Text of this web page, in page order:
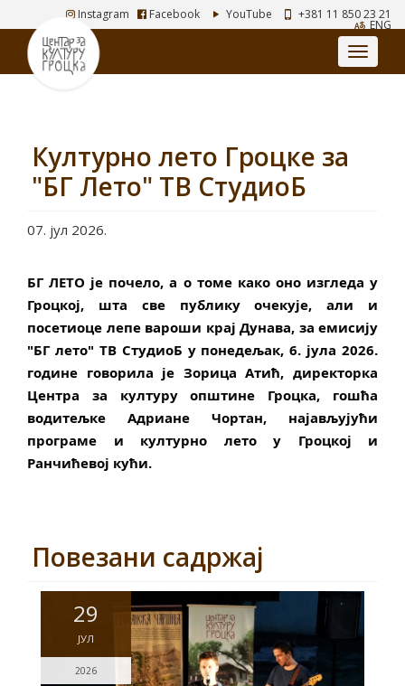
Instagram Facebook YouTube +381 11 850 23 21
ENG
Културно лето Гроцке за
"БГ Лето" ТВ СтудиоБ
07. јул 2026.
БГ ЛЕТО је почело, а о томе како оно изгледа у
Гроцкој, шта све публику очекује, али и
посетиоце лепе вароши крај Дунава, за емисију
"БГ лето" ТВ СтудиоБ у понедељак, 6. јула 2026.
године говорила је Зорица Атић, директорка
Центра за културу општине Гроцка, гошћа
водитељке Адриане Чортан, најављујући
програме и културно лето у Гроцкој и
Ранчићевој кући.
Повезани садржај
29
ЈУЛ
2026